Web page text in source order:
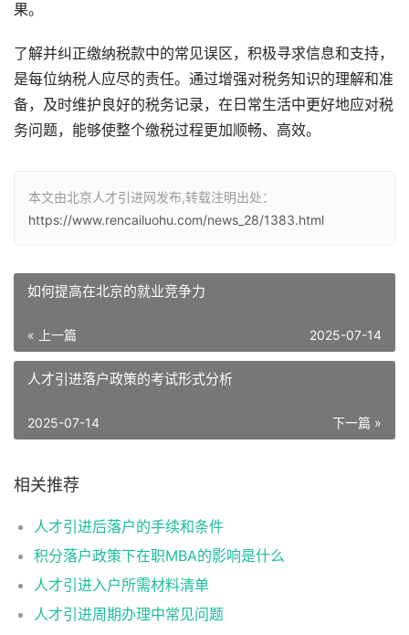
果。
了解并纠正缴纳税款中的常见误区，积极寻求信息和支持，
是每位纳税人应尽的责任。通过增强对税务知识的理解和准
备，及时维护良好的税务记录，在日常生活中更好地应对税
务问题，能够使整个缴税过程更加顺畅、高效。
本文由北京人才引进网发布,转载注明出处：
https://www.rencailuohu.com/news_28/1383.html
如何提高在北京的就业竞争力
« 上一篇 2025-07-14
人才引进落户政策的考试形式分析
下一篇 »
2025-07-14
相关推荐
人才引进后落户的手续和条件
积分落户政策下在职MBA的影响是什么
人才引进入户所需材料清单
人才引进周期办理中常见问题